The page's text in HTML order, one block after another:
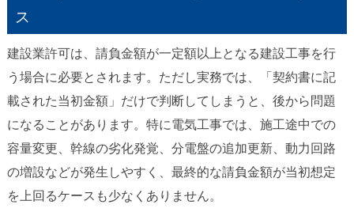
ス
建設業許可は、請負金額が一定額以上となる建設工事を行
う場合に必要とされます。ただし実務では、「契約書に記
載された当初金額」だけで判断してしまうと、後から問題
になることがあります。特に電気工事では、施工途中での
容量変更、幹線の劣化発覚、分電盤の追加更新、動力回路
の増設などが発生しやすく、最終的な請負金額が当初想定
を上回るケースも少なくありません。